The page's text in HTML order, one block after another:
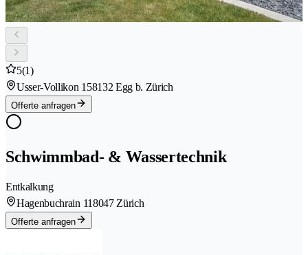
5(1)
Usser-Vollikon 158132 Egg b. Zürich
Offerte anfragen
Schwimmbad- & Wassertechnik
Entkalkung
Hagenbuchrain 118047 Zürich
Offerte anfragen